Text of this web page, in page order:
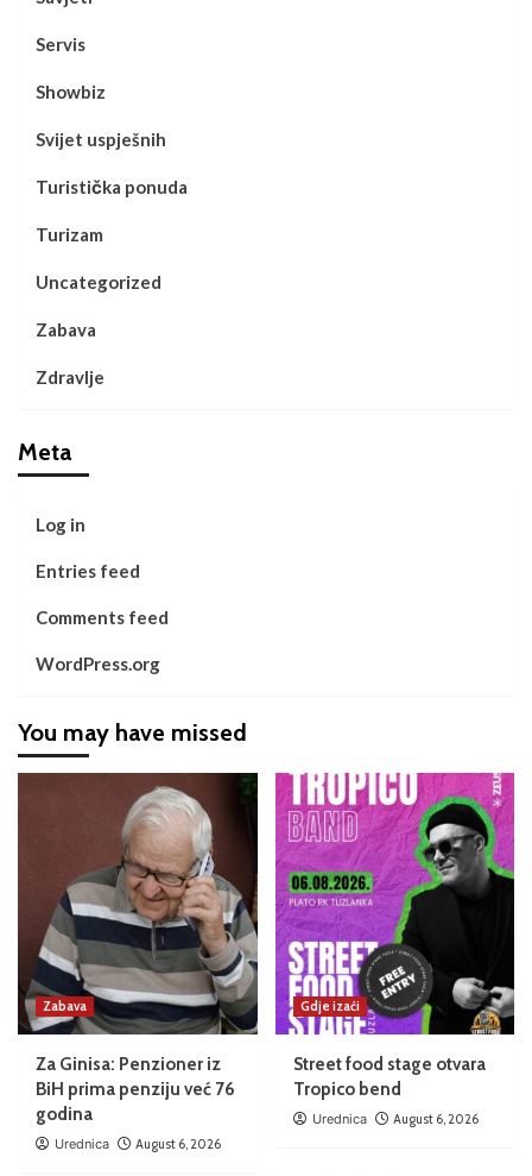
Servis
Showbiz
Svijet uspješnih
Turistička ponuda
Turizam
Uncategorized
Zabava
Zdravlje
Meta
Log in
Entries feed
Comments feed
WordPress.org
You may have missed
Zabava
Za Ginisa: Penzioner iz
BiH prima penziju već 76
godina
Urednica August 6, 2026
Gdje izaći
Street food stage otvara
Tropico bend
Urednica August 6, 2026